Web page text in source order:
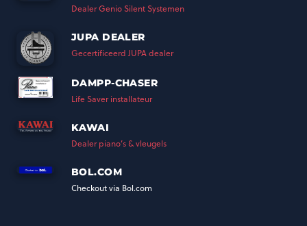
Dealer Genio Silent Systemen
JUPA DEALER
Gecertificeerd JUPA dealer
DAMPP-CHASER
Life Saver installateur
KAWAI
Dealer piano’s & vleugels
BOL.COM
Checkout via Bol.com